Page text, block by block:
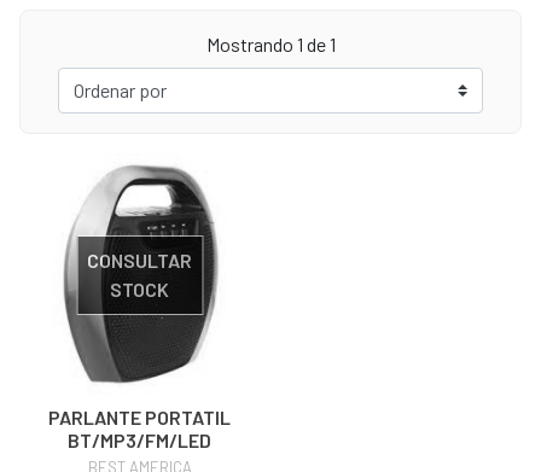
Mostrando 1 de 1
CONSULTAR
STOCK
PARLANTE PORTATIL
BT/MP3/FM/LED
BEST AMERICA